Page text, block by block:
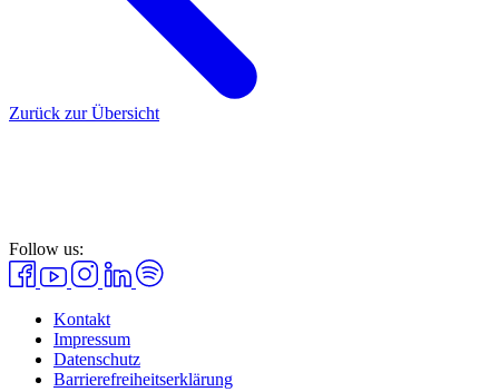
Zurück zur Übersicht
Follow us:
Kontakt
Impressum
Datenschutz
Barrierefreiheitserklärung